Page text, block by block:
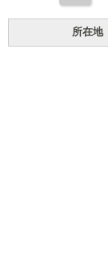
所在地